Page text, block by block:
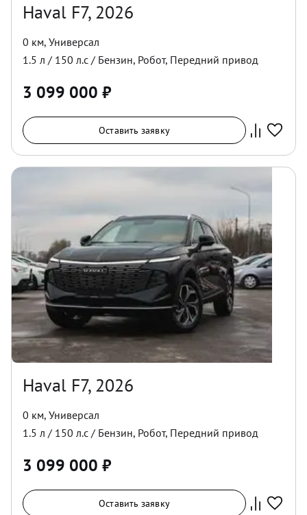
Haval F7, 2026
0 км, Универсал
1.5 л / 150 л.с / Бензин, Робот, Передний привод
3 099 000 ₽
Оставить заявку
Haval F7, 2026
0 км, Универсал
1.5 л / 150 л.с / Бензин, Робот, Передний привод
3 099 000 ₽
Оставить заявку